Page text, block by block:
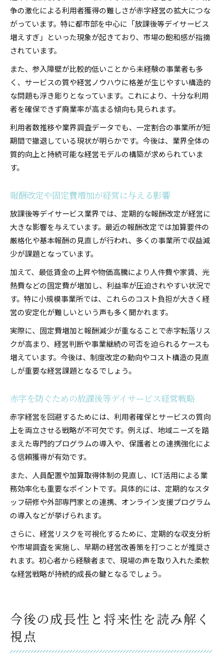
争の激化による利用者獲得の難しさが赤字経営の拡大につな
がっています。特に都市部を中心に「放課後等デイサービス
増えすぎ」といった現象が起きており、市場の飽和感が指摘
されています。
また、参入障壁が比較的低いことから未経験の事業者も多
く、サービスの質や経営ノウハウに格差が生じやすい構造的
な問題も浮き彫りとなっています。これにより、十分な利用
者を確保できず廃業率が高まる傾向も見られます。
利用者数推移や業界調査データでも、一定割合の事業所が短
期間で撤退している現状が明らかです。今後は、業界全体の
質的向上と持続可能な経営モデルの構築が求められていま
す。
報酬改定や固定費増加が経営に与える影響
放課後等デイサービス業界では、定期的な報酬改定が経営に
大きな影響を与えています。最近の報酬改定では加算要件の
厳格化や基本報酬の見直しが行われ、多くの事業所で収益減
少が課題となっています。
加えて、最低賃金の上昇や物価高騰により人件費や家賃、光
熱費などの固定費が増加し、利益率が圧迫されやすい状況で
す。特に小規模事業所では、これらのコスト負担が大きく経
営の安定化が難しいという声も多く聞かれます。
実際に、固定費増加と報酬減少が重なることで赤字転落リス
クが高まり、経営判断や事業継続の可否を迫られるケースも
増えています。今後は、制度改定の動向やコスト構造の見直
しが重要な経営課題となるでしょう。
赤字を防ぐための放課後等デイサービス経営戦略
赤字経営を回避するためには、利用者確保とサービスの質向
上を両立させる戦略が不可欠です。例えば、地域ニーズを踏
まえた専門的プログラムの導入や、保護者との連携強化によ
る信頼獲得が有効です。
また、人員配置や加算取得体制の見直し、ICT活用による業
務効率化も重要なポイントです。具体的には、定期的なスタ
ッフ研修や外部専門家との連携、オンライン支援プログラム
の導入などが挙げられます。
さらに、経営リスクを可視化するために、定期的な収支分析
や市場調査を実施し、早期の経営改善策を打つことが推奨さ
れます。初心者から経験者まで、現場の声を取り入れた柔軟
な経営戦略が持続的成長の鍵となるでしょう。
今後の成長性と将来性を読み解く
視点